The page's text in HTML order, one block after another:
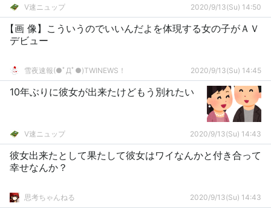
V速ニュップ 2020/9/13(Su) 14:50
【画 像】こういうのでいいんだよを体現する女の子がＡＶ
デビュー
雪夜速報(●ﾟДﾟ●)TWINEWS！ 2020/9/13(Su) 14:45
10年ぶりに彼女が出来たけどもう別れたい
V速ニュップ 2020/9/13(Su) 14:43
彼女出来たとして果たして彼女はワイなんかと付き合って
幸せなんか？
思考ちゃんねる 2020/9/13(Su) 14:43